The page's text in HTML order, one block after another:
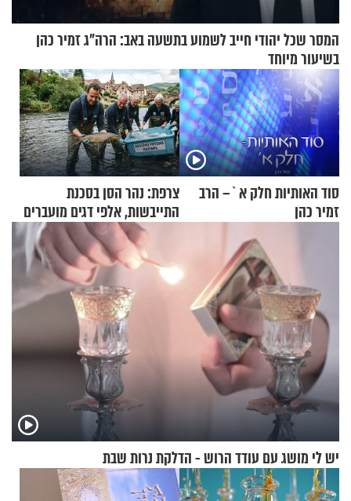
המסר שכל יהודי חייב לשמוע בתשעה באב: הרה"ג זמיר כהן
בשיעור מיוחד
סוד האותיות חלק א`– הרב
זמיר כהן
צרפת: נהר הסן בסכנת
התייבשות, אלפי דגים מועברים
במבצעי חילוץ
יש לי מושג עם עודד הרוש - הדלקת נרות שבת